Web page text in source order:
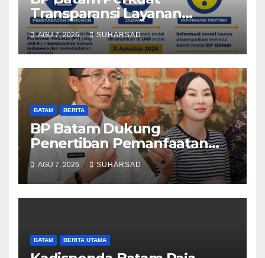
Transparansi Layanan
Pertanahan, Alokasi Tanah
Reguler Segera Hadir Melalui
LMS
AGU 7, 2026 SUHARSAD
BATAM BERITA
BP Batam Dukung
Penertiban Pemanfaatan
Ruang Laut Sesuai
Ketentuan Peraturan
Perundang-undangan
AGU 7, 2026 SUHARSAD
BATAM BERITA UTAMA